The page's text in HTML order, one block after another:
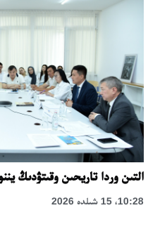
التىن وردا تاريحىن وقىتۋدىڭ
10:28، 15 شىلدە 2026